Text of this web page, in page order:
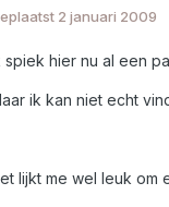
2 januari 2009
spiek hier nu al een
ik kan niet echt
lijkt me wel leuk om